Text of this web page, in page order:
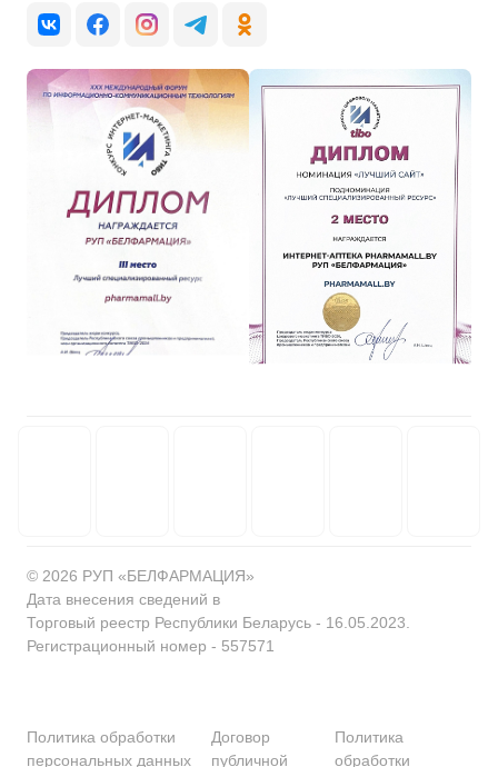
© 2026 РУП «БЕЛФАРМАЦИЯ»
Дата внесения сведений в
Торговый реестр Республики Беларусь - 16.05.2023.
Регистрационный номер - 557571
Политика обработки
персональных данных
Договор
публичной
Политика
обработки